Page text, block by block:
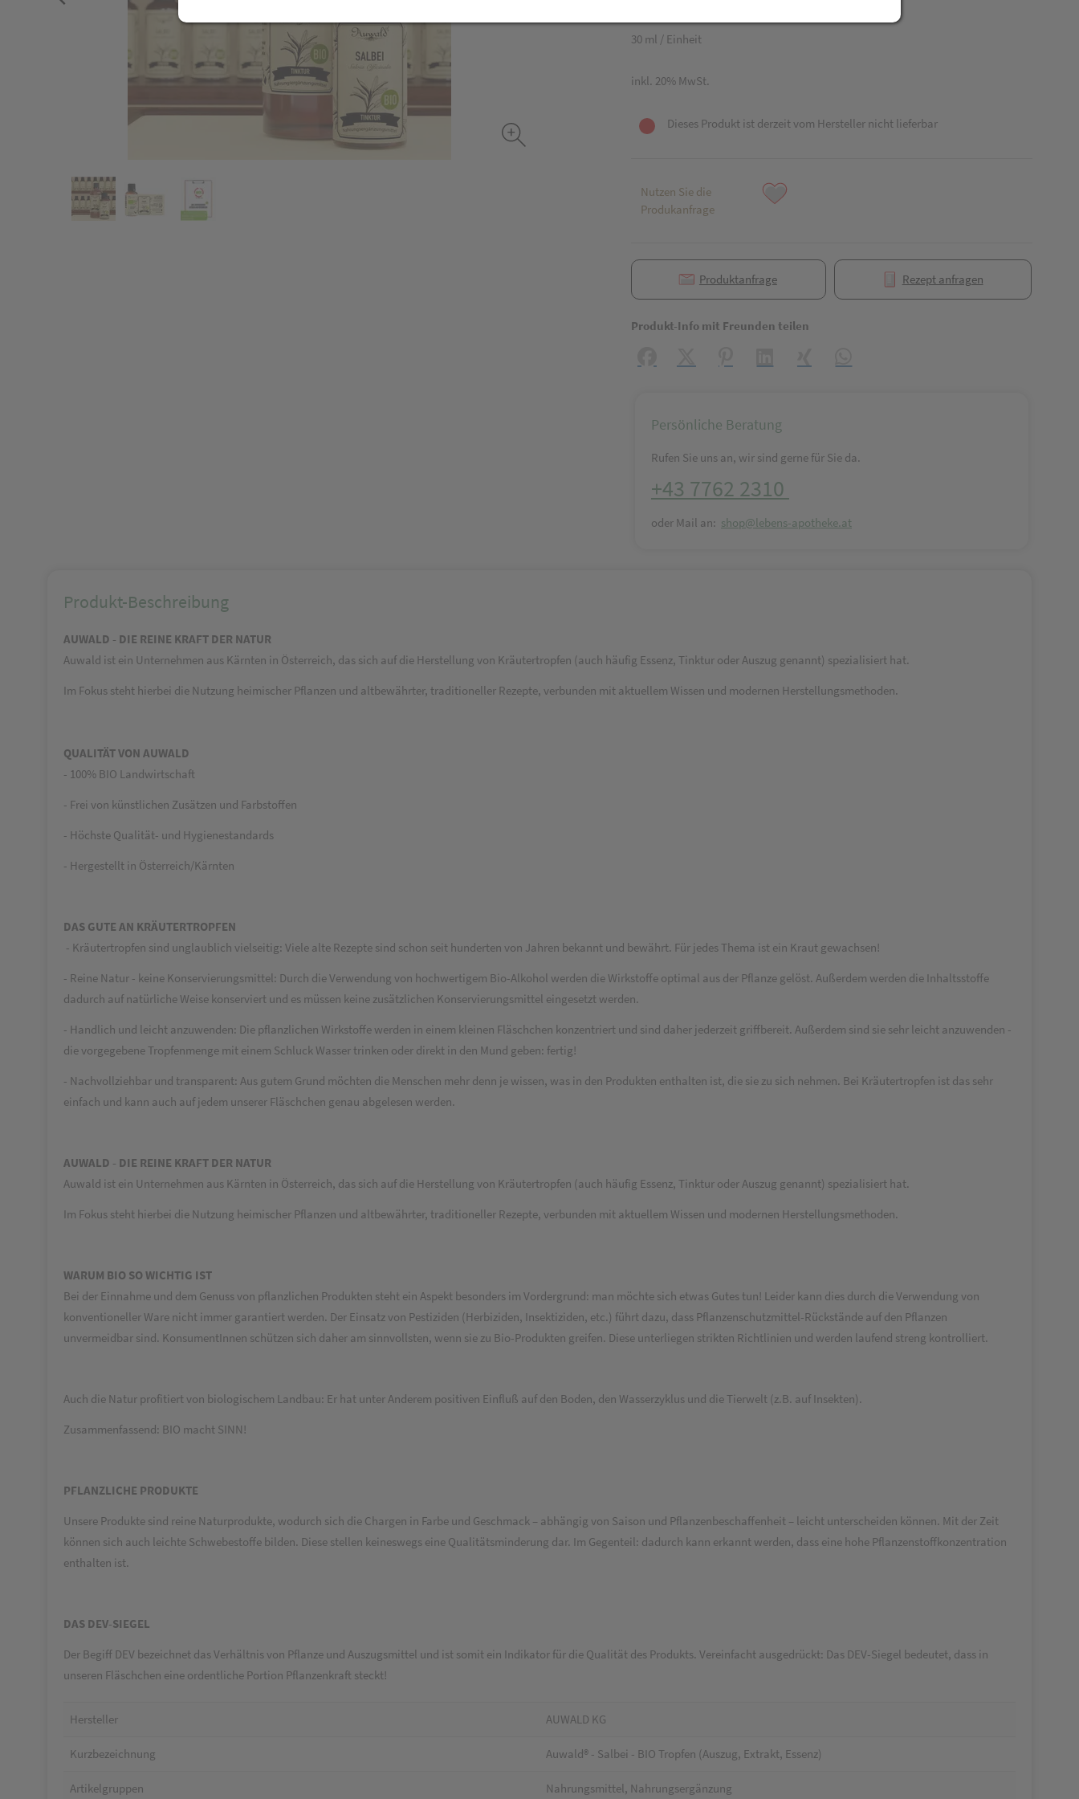
15,– EUR
30 ml / Einheit
inkl. 20% MwSt.
Dieses Produkt ist derzeit vom Hersteller nicht lieferbar
Nutzen Sie die
Produkanfrage
Produktanfrage Rezept anfragen
Produkt-Info mit Freunden teilen
Persönliche Beratung
Rufen Sie uns an, wir sind gerne für Sie da.
+43 7762 2310
oder Mail an: shop@lebens-apotheke.at
Produkt-Beschreibung
AUWALD - DIE REINE KRAFT DER NATUR
Auwald ist ein Unternehmen aus Kärnten in Österreich, das sich auf die Herstellung von Kräutertropfen (auch häufig Essenz, Tinktur oder Auszug genannt) spezialisiert hat.
Im Fokus steht hierbei die Nutzung heimischer Pflanzen und altbewährter, traditioneller Rezepte, verbunden mit aktuellem Wissen und modernen Herstellungsmethoden.
QUALITÄT VON AUWALD
- 100% BIO Landwirtschaft
- Frei von künstlichen Zusätzen und Farbstoffen
- Höchste Qualität- und Hygienestandards
- Hergestellt in Österreich/Kärnten
DAS GUTE AN KRÄUTERTROPFEN
- Kräutertropfen sind unglaublich vielseitig: Viele alte Rezepte sind schon seit hunderten von Jahren bekannt und bewährt. Für jedes Thema ist ein Kraut gewachsen!
- Reine Natur - keine Konservierungsmittel: Durch die Verwendung von hochwertigem Bio-Alkohol werden die Wirkstoffe optimal aus der Pflanze gelöst. Außerdem werden die Inhaltsstoffe
dadurch auf natürliche Weise konserviert und es müssen keine zusätzlichen Konservierungsmittel eingesetzt werden.
- Handlich und leicht anzuwenden: Die pflanzlichen Wirkstoffe werden in einem kleinen Fläschchen konzentriert und sind daher jederzeit griffbereit. Außerdem sind sie sehr leicht anzuwenden -
die vorgegebene Tropfenmenge mit einem Schluck Wasser trinken oder direkt in den Mund geben: fertig!
- Nachvollziehbar und transparent: Aus gutem Grund möchten die Menschen mehr denn je wissen, was in den Produkten enthalten ist, die sie zu sich nehmen. Bei Kräutertropfen ist das sehr
einfach und kann auch auf jedem unserer Fläschchen genau abgelesen werden.
AUWALD - DIE REINE KRAFT DER NATUR
Auwald ist ein Unternehmen aus Kärnten in Österreich, das sich auf die Herstellung von Kräutertropfen (auch häufig Essenz, Tinktur oder Auszug genannt) spezialisiert hat.
Im Fokus steht hierbei die Nutzung heimischer Pflanzen und altbewährter, traditioneller Rezepte, verbunden mit aktuellem Wissen und modernen Herstellungsmethoden.
WARUM BIO SO WICHTIG IST
Bei der Einnahme und dem Genuss von pflanzlichen Produkten steht ein Aspekt besonders im Vordergrund: man möchte sich etwas Gutes tun! Leider kann dies durch die Verwendung von
konventioneller Ware nicht immer garantiert werden. Der Einsatz von Pestiziden (Herbiziden, Insektiziden, etc.) führt dazu, dass Pflanzenschutzmittel-Rückstände auf den Pflanzen
unvermeidbar sind. KonsumentInnen schützen sich daher am sinnvollsten, wenn sie zu Bio-Produkten greifen. Diese unterliegen strikten Richtlinien und werden laufend streng kontrolliert.
Auch die Natur profitiert von biologischem Landbau: Er hat unter Anderem positiven Einfluß auf den Boden, den Wasserzyklus und die Tierwelt (z.B. auf Insekten).
Zusammenfassend: BIO macht SINN!
PFLANZLICHE PRODUKTE
Unsere Produkte sind reine Naturprodukte, wodurch sich die Chargen in Farbe und Geschmack – abhängig von Saison und Pflanzenbeschaffenheit – leicht unterscheiden können. Mit der Zeit
können sich auch leichte Schwebestoffe bilden. Diese stellen keineswegs eine Qualitätsminderung dar. Im Gegenteil: dadurch kann erkannt werden, dass eine hohe Pflanzenstoffkonzentration
enthalten ist.
DAS DEV-SIEGEL
Der Begiff DEV bezeichnet das Verhältnis von Pflanze und Auszugsmittel und ist somit ein Indikator für die Qualität des Produkts. Vereinfacht ausgedrückt: Das DEV-Siegel bedeutet, dass in
unseren Fläschchen eine ordentliche Portion Pflanzenkraft steckt!
Hersteller AUWALD KG
Kurzbezeichnung Auwald® - Salbei - BIO Tropfen (Auszug, Extrakt, Essenz)
Artikelgruppen Nahrungsmittel, Nahrungsergänzung